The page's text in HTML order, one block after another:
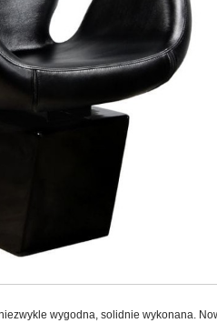
wygodna, solidnie wykonana.